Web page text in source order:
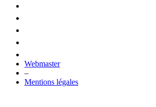
Webmaster
–
Mentions légales